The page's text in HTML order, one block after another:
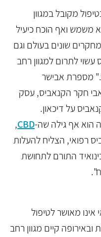
מקובל במגוון
משמש ואף הוכח כיעיל
שונים בעולם וגם
לתרום למגוון רחב
מספרת אבישר
חקר הקנאביס, עסק
על דיכאון.
הוא אף גילה שה-CBD
,
רפואי, הצליח להעלות
התורם לתחושת
מאושר לטיפול
קיים מגוון רחב